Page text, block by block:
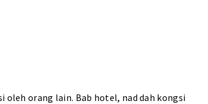
oleh orang lain. Bab hotel, nad dah kongsi